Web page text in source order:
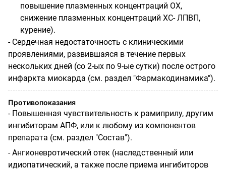
повышение плазменных концентраций ОХ,
снижение плазменных концентраций ХС- ЛПВП,
курение).
- Сердечная недостаточность с клиническими
проявлениями, развившаяся в течение первых
нескольких дней (со 2-ых по 9-ые сутки) после острого
инфаркта миокарда (см. раздел "Фармакодинамика").
Противопоказания
- Повышенная чувствительность к рамиприлу, другим
ингибиторам АПФ, или к любому из компонентов
препарата (см. раздел "Состав").
- Ангионевротический отек (наследственный или
идиопатический, а также после приема ингибиторов